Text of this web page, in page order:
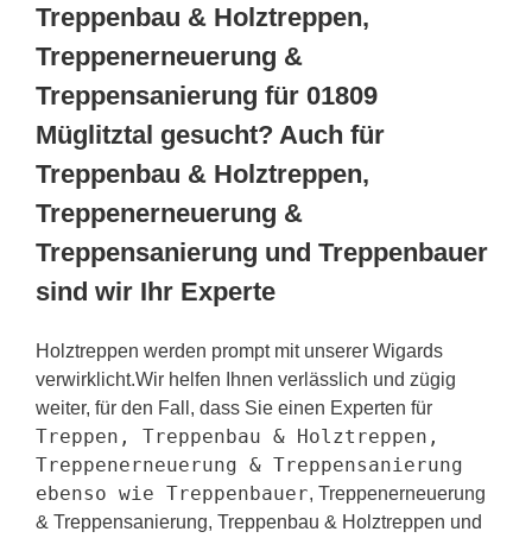
Treppenbau & Holztreppen,
Treppenerneuerung &
Treppensanierung für 01809
Müglitztal gesucht? Auch für
Treppenbau & Holztreppen,
Treppenerneuerung &
Treppensanierung und Treppenbauer
sind wir Ihr Experte
Holztreppen werden prompt mit unserer Wigards
verwirklicht.Wir helfen Ihnen verlässlich und zügig
weiter, für den Fall, dass Sie einen Experten für
Treppen, Treppenbau & Holztreppen,
Treppenerneuerung & Treppensanierung
ebenso wie Treppenbauer, Treppenerneuerung
& Treppensanierung, Treppenbau & Holztreppen und